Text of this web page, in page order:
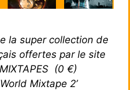
la super collection de
offertes par le site
(0 €)
Mixtape 2’